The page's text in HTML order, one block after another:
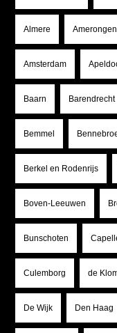
Almere Amerongen
Amsterdam
Baarn Barendrecht
Bemmel
Berkel en Rodenrijs
Boven-Leeuwen
Bunschoten
Culemborg de
De Wijk Den Haag